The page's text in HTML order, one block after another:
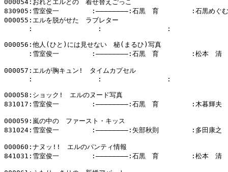
000054:おれとエルとの　着せ替えごっこ
830905:雪室俊一        :――――――――:石黒　育        :石黒めぐむ
000055:エルを脱がせた　ラブレター
:                :                :
000056:他人(ひと)には見せない　秘(まるひ)写真
      :雪室俊一        :――――――――:石黒　育        :松本　清
000057:エルが胸キュン!　タイムカプセル
:                :                :
000058:ショック!　エルのヌード写真
831017:雪室俊一        :――――――――:石黒　育        :木暮輝夫
000059:嵐の中の　ファースト・キッス
831024:雪室俊一        :――――――――:矢部秋則        :多田康之
000060:ナヌッ!!　エルのパンティ情報
841031:雪室俊一        :――――――――:石黒　育        :松本　清